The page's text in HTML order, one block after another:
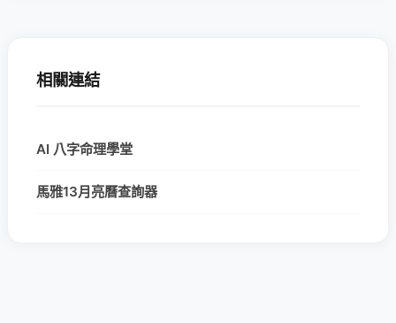
相關連結
AI 八字命理學堂
馬雅13月亮曆查詢器